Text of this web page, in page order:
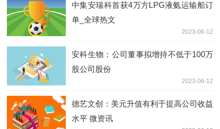
中集安瑞科首获4万方LPG液氨运输船订
单_全球热文
2023-06-12
安科生物：公司董事拟增持不低于100万
股公司股份
2023-06-12
德艺文创：美元升值有利于提高公司收益
水平 微资讯